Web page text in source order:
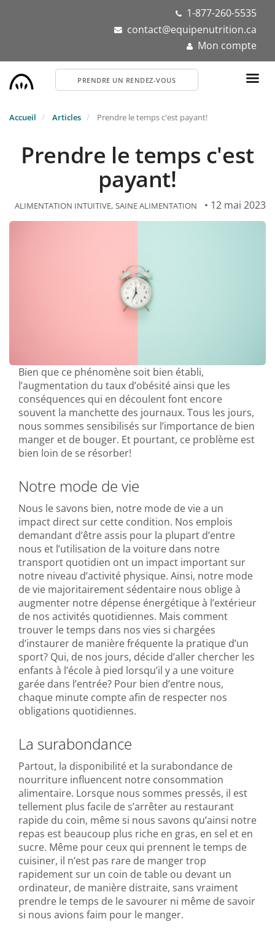
1-877-260-5535
contact@equipenutrition.ca
Mon compte
PRENDRE UN RENDEZ-VOUS
Accueil Articles Prendre le temps c'est payant!
Prendre le temps c'est
payant!
ALIMENTATION INTUITIVE SAINE ALIMENTATION • 12 mai 2023
Bien que ce phénomène soit bien établi,
l’augmentation du taux d’obésité ainsi que les
conséquences qui en découlent font encore
souvent la manchette des journaux. Tous les jours,
nous sommes sensibilisés sur l’importance de bien
manger et de bouger. Et pourtant, ce problème est
bien loin de se résorber!
Notre mode de vie
Nous le savons bien, notre mode de vie a un
impact direct sur cette condition. Nos emplois
demandant d’être assis pour la plupart d’entre
nous et l’utilisation de la voiture dans notre
transport quotidien ont un impact important sur
notre niveau d’activité physique. Ainsi, notre mode
de vie majoritairement sédentaire nous oblige à
augmenter notre dépense énergétique à l’extérieur
de nos activités quotidiennes. Mais comment
trouver le temps dans nos vies si chargées
d’instaurer de manière fréquente la pratique d’un
sport? Qui, de nos jours, décide d’aller chercher les
enfants à l’école à pied lorsqu’il y a une voiture
garée dans l’entrée? Pour bien d’entre nous,
chaque minute compte afin de respecter nos
obligations quotidiennes.
La surabondance
Partout, la disponibilité et la surabondance de
nourriture influencent notre consommation
alimentaire. Lorsque nous sommes pressés, il est
tellement plus facile de s’arrêter au restaurant
rapide du coin, même si nous savons qu’ainsi notre
repas est beaucoup plus riche en gras, en sel et en
sucre. Même pour ceux qui prennent le temps de
cuisiner, il n’est pas rare de manger trop
rapidement sur un coin de table ou devant un
ordinateur, de manière distraite, sans vraiment
prendre le temps de le savourer ni même de savoir
si nous avions faim pour le manger.